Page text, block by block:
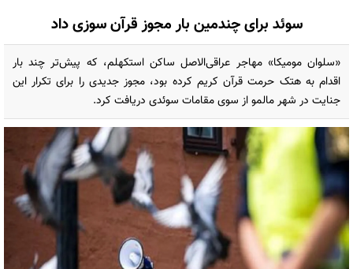
سوئد برای چندمین‌ بار مجوز قرآن‌ سوزی داد
«سلوان مومیکا» مهاجر عراقی‌الاصل ساکن استکهلم، که پیش‌تر چند بار
اقدام به هتک حرمت قرآن کریم کرده بود، مجوز جدیدی را برای تکرار این
جنایت در شهر مالمو از سوی مقامات سوئدی دریافت کرد.